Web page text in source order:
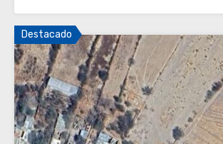
Destacado